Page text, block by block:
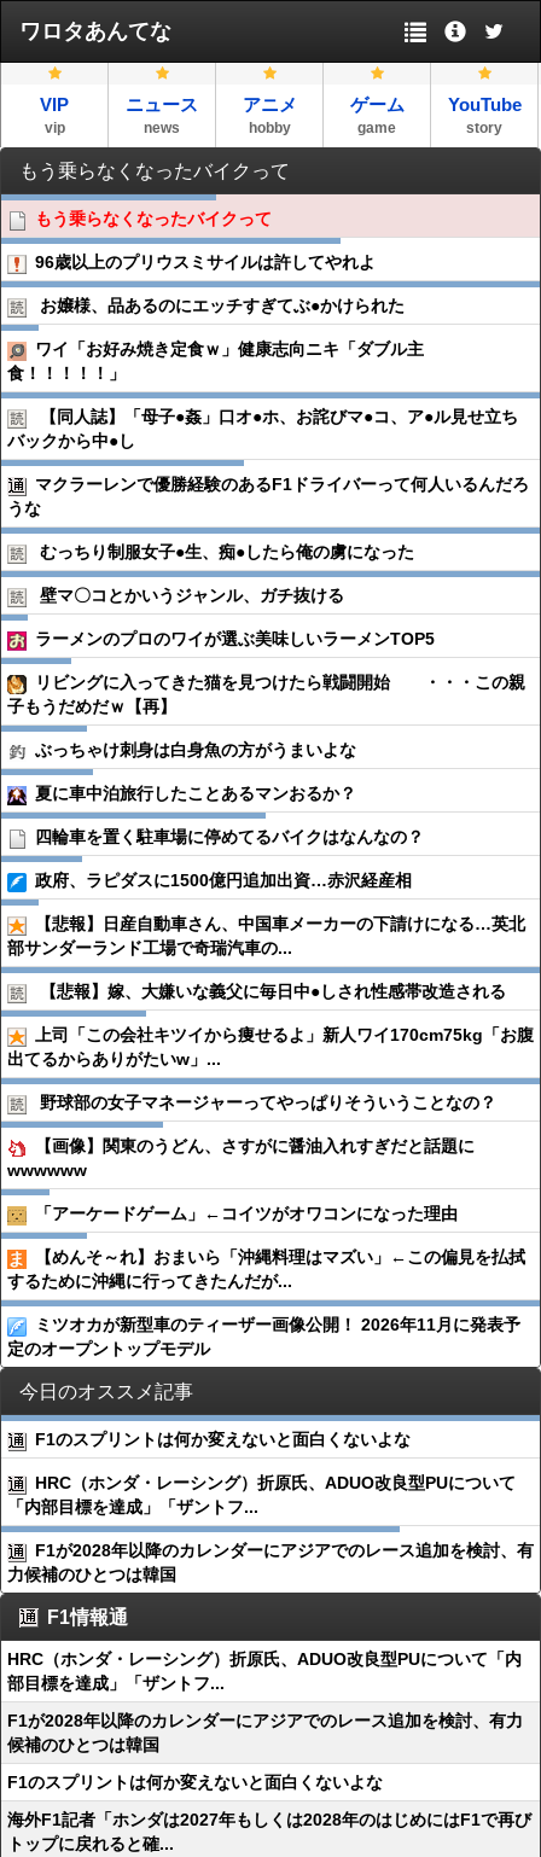
ワロタあんてな
VIP
vip
ニュース
news
アニメ
hobby
ゲーム
game
YouTube
story
もう乗らなくなったバイクって
もう乗らなくなったバイクって
96歳以上のプリウスミサイルは許してやれよ
お嬢様、品あるのにエッチすぎてぶ●︎かけられた
ワイ「お好み焼き定食ｗ」健康志向ニキ「ダブル主
食！！！！！」
【同人誌】「母子●︎姦」口オ●︎ホ、お詫びマ●︎コ、ア●︎ル見せ立ち
バックから中●︎し
マクラーレンで優勝経験のあるF1ドライバーって何人いるんだろ
うな
むっちり制服女子●︎生、痴●︎したら俺の虜になった
壁マ〇コとかいうジャンル、ガチ抜ける
ラーメンのプロのワイが選ぶ美味しいラーメンTOP5
リビングに入ってきた猫を見つけたら戦闘開始 ・・・この親
子もうだめだｗ【再】
ぶっちゃけ刺身は白身魚の方がうまいよな
夏に車中泊旅行したことあるマンおるか？
四輪車を置く駐車場に停めてるバイクはなんなの？
政府、ラピダスに1500億円追加出資…赤沢経産相
【悲報】日産自動車さん、中国車メーカーの下請けになる…英北
部サンダーランド工場で奇瑞汽車の...
【悲報】嫁、大嫌いな義父に毎日中●︎しされ性感帯改造される
上司「この会社キツイから痩せるよ」新人ワイ170cm75kg「お腹
出てるからありがたいw」...
野球部の女子マネージャーってやっぱりそういうことなの？
【画像】関東のうどん、さすがに醤油入れすぎだと話題に
wwwwww
「アーケードゲーム」←コイツがオワコンになった理由
【めんそ～れ】おまいら「沖縄料理はマズい」←この偏見を払拭
するために沖縄に行ってきたんだが...
ミツオカが新型車のティーザー画像公開！ 2026年11月に発表予
定のオープントップモデル
今日のオススメ記事
F1のスプリントは何か変えないと面白くないよな
HRC（ホンダ・レーシング）折原氏、ADUO改良型PUについて
「内部目標を達成」「ザントフ...
F1が2028年以降のカレンダーにアジアでのレース追加を検討、有
力候補のひとつは韓国
F1情報通
HRC（ホンダ・レーシング）折原氏、ADUO改良型PUについて「内
部目標を達成」「ザントフ...
F1が2028年以降のカレンダーにアジアでのレース追加を検討、有力
候補のひとつは韓国
F1のスプリントは何か変えないと面白くないよな
海外F1記者「ホンダは2027年もしくは2028年のはじめにはF1で再び
トップに戻れると確...